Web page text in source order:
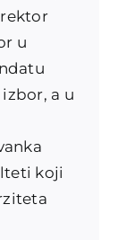
u
a u
koji